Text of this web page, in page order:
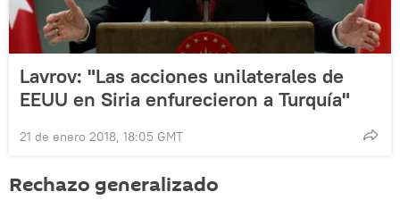
Lavrov: "Las acciones unilaterales de
EEUU en Siria enfurecieron a Turquía"
21 de enero 2018, 18:05 GMT
Rechazo generalizado